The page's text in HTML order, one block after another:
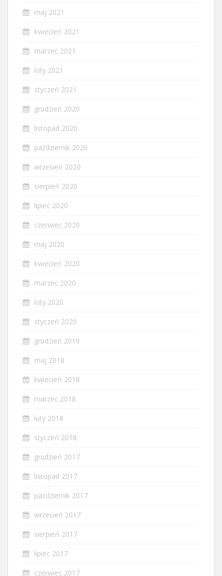
maj 2021
kwiecień 2021
marzec 2021
luty 2021
styczeń 2021
grudzień 2020
listopad 2020
październik 2020
wrzesień 2020
sierpień 2020
lipiec 2020
czerwiec 2020
maj 2020
kwiecień 2020
marzec 2020
luty 2020
styczeń 2020
grudzień 2019
maj 2018
kwiecień 2018
marzec 2018
luty 2018
styczeń 2018
grudzień 2017
listopad 2017
październik 2017
wrzesień 2017
sierpień 2017
lipiec 2017
czerwiec 2017